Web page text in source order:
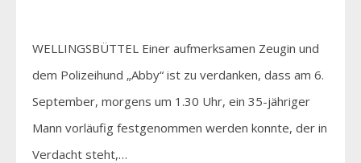
WELLINGSBÜTTEL Einer aufmerksamen Zeugin und
dem Polizeihund „Abby“ ist zu verdanken, dass am 6.
September, morgens um 1.30 Uhr, ein 35-jähriger
Mann vorläufig festgenommen werden konnte, der in
Verdacht steht,…